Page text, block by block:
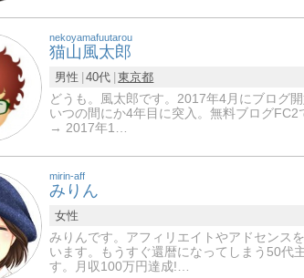
nekoyamafuutarou
猫山風太郎
男性 40代 東京都
どうも。風太郎です。2017年4月にブログ開
いつの間にか4年目に突入。無料ブログFC2
→ 2017年1…
mirin-aff
みりん
女性
みりんです。アフィリエイトやアドセンス
います。もうすぐ還暦になってしまう50代
す。月収100万円達成!…